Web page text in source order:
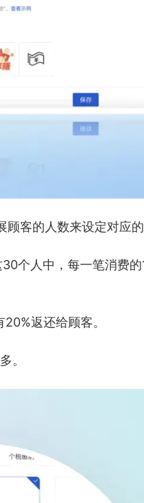
客的人数来设定对应的
个人中，每一笔消费
返还给顾客。
。